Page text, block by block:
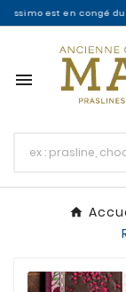
est en congé du 30/
